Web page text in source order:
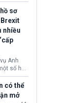
thang
New
ra
nhiều
cư. Từ
viêm
gan C
mặc
ứng tiêu
chỉ vì
nộp hồ
sơ
nhiều
Anh
số hồ
trình
-
định
có thể
mở